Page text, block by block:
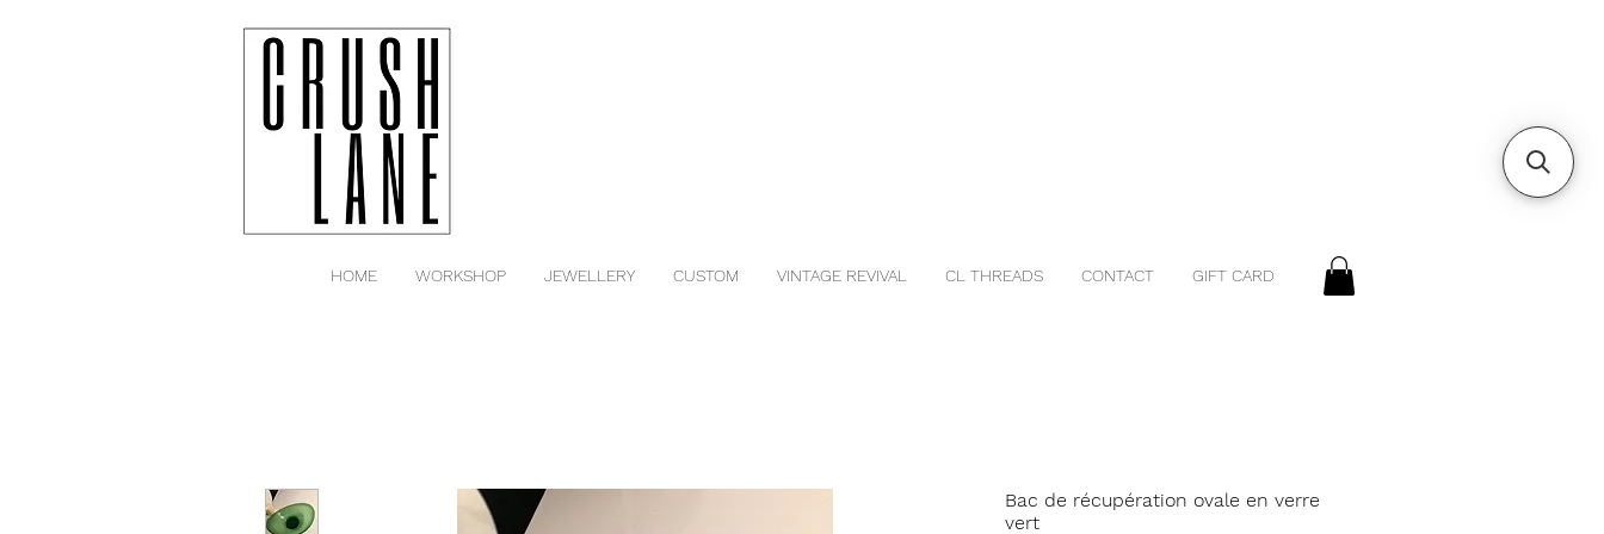
HOME WORKSHOP JEWELLERY CUSTOM VINTAGE REVIVAL CL THREADS CONTACT GIFT CARD
Bac de récupération ovale en verre
vert